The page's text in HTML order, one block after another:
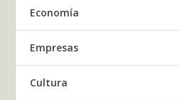
Economía
Empresas
Cultura